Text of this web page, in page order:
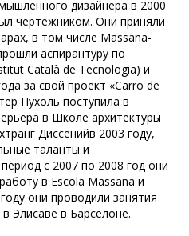
дизайнера в 2000
чертежником. Они приняли
в том числе Massana-
аспирантуру по
Català de Tecnologia) и
за свой проект «Carro de
Пухоль поступила в
в Школе архитектуры
Диссенийв 2003 году,
таланты и
с 2007 по 2008 год они
в Escola Massana и
они проводили занятия
Элисаве в Барселоне.